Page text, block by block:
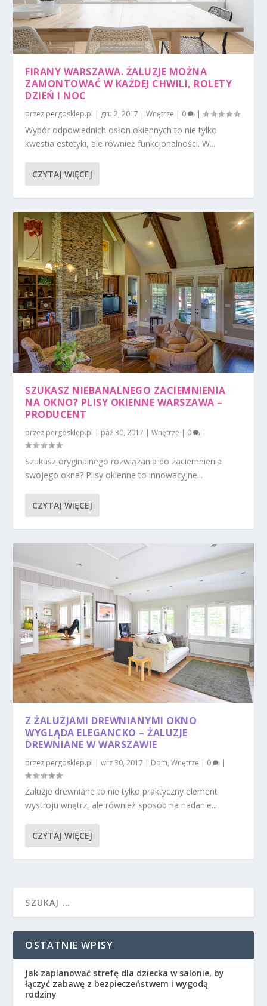
FIRANY WARSZAWA. ŻALUZJE MOŻNA
ZAMONTOWAĆ W KAŻDEJ CHWILI, ROLETY
DZIEŃ I NOC
przez pergosklep.pl | gru 2, 2017 |Wnętrze | 0 |
Wybór odpowiednich osłon okiennych to nie tylko
kwestia estetyki, ale również funkcjonalności. W...
CZYTAJ WIĘCEJ
SZUKASZ NIEBANALNEGO ZACIEMNIENIA
NA OKNO? PLISY OKIENNE WARSZAWA –
PRODUCENT
przez pergosklep.pl | paź 30, 2017 |Wnętrze | 0 |
Szukasz oryginalnego rozwiązania do zaciemnienia
swojego okna? Plisy okienne to innowacyjne...
CZYTAJ WIĘCEJ
Z ŻALUZJAMI DREWNIANYMI OKNO
WYGLĄDA ELEGANCKO – ŻALUZJE
DREWNIANE W WARSZAWIE
przez pergosklep.pl |wrz 30, 2017 | Dom,Wnętrze | 0 |
Żaluzje drewniane to nie tylko praktyczny element
wystroju wnętrz, ale również sposób na nadanie...
CZYTAJ WIĘCEJ
OSTATNIE WPISY
Jak zaplanować strefę dla dziecka w salonie, by
łączyć zabawę z bezpieczeństwem i wygodą
rodziny